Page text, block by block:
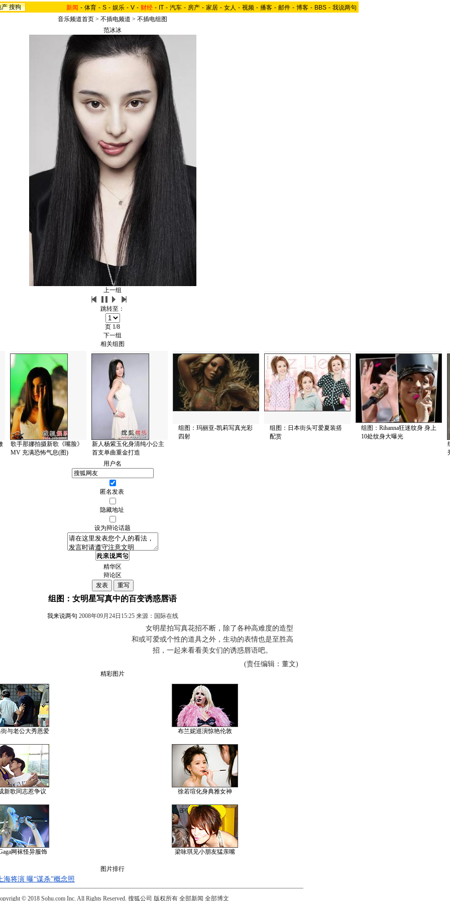
产 搜狗 新闻 - 体育 - S - 娱乐 - V - 财经 - IT - 汽车 - 房产 - 家居 - 女人 - 视频 - 播客 - 邮件 - 博客 - BBS - 我说两句
音乐频道首页 > 不插电频道 > 不插电组图
范冰冰
上一组
跳转至：
页 1/8
下一组
相关组图
歌手那娜拍摄新歌《嘴脸》
MV 充满恐怖气息(图)
新人杨紫玉化身清纯小公主
首支单曲重金打造
组图：玛丽亚-凯莉写真光彩
四射
组图：日本街头可爱夏装搭
配赏
组图：Rihanna狂迷纹身 身上
10处纹身大曝光
用户名
匿名发表
隐藏地址
设为辩论话题
精华区
辩论区
组图：女明星写真中的百变诱惑唇语
我来说两句 2008年09月24日15:25 来源：国际在线
女明星拍写真花招不断，除了各种高难度的造型
和或可爱或个性的道具之外，生动的表情也是至胜高
招，一起来看看美女们的诱惑唇语吧。
(责任编辑：董文)
精彩图片
与老公大秀恩爱 布兰妮巡演惊艳伦敦
新歌同志惹争议 徐若瑄化身典雅女神
网袜怪异服饰 梁咏琪见小朋友猛亲嘴
图片排行
海将演 曝“谋杀”概念照
© 2018 Sohu.com Inc. All Rights Reserved. 搜狐公司 版权所有 全部新闻 全部博文